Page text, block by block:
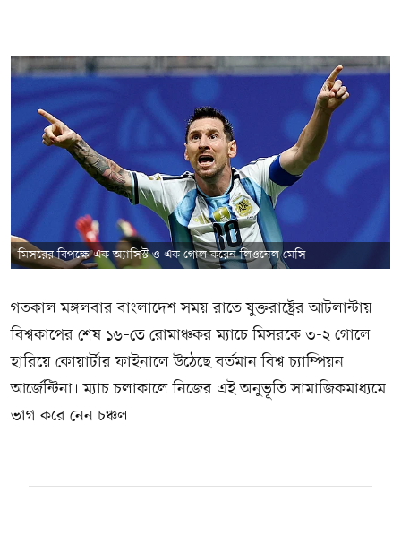
মিসরের বিপক্ষে এক অ্যাসিস্ট ও এক গোল করেন লিওনেল মেসি
গতকাল মঙ্গলবার বাংলাদেশ সময় রাতে যুক্তরাষ্ট্রের আটলান্টায়
বিশ্বকাপের শেষ ১৬–তে রোমাঞ্চকর ম্যাচে মিসরকে ৩-২ গোলে
হারিয়ে কোয়ার্টার ফাইনালে উঠেছে বর্তমান বিশ্ব চ্যাম্পিয়ন
আর্জেন্টিনা। ম্যাচ চলাকালে নিজের এই অনুভূতি সামাজিকমাধ্যমে
ভাগ করে নেন চঞ্চল।